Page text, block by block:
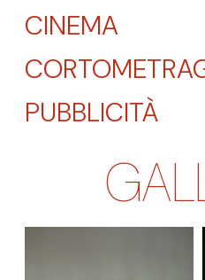
CINEMA
PUBBLICITÀ